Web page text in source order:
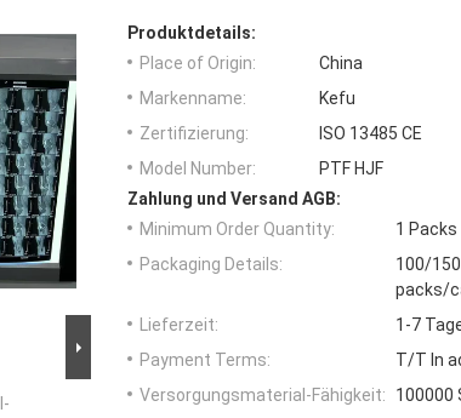
Produktdetails:
Place of Origin:
China
Markenname:
Kefu
Zertifizierung:
ISO 13485 CE
Model Number:
PTF HJF
Zahlung und Versand AGB:
Minimum Order Quantity:
1 Packs
Packaging Details:
100/
packs/
Lieferzeit:
1-7
Payment Terms:
T/T In
Versorgungsmaterial-Fähigkeit:
100000